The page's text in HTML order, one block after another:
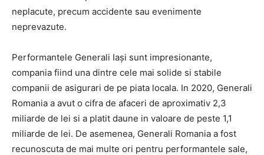
neplacute, precum accidente sau evenimente
neprevazute.
Performantele Generali Iași sunt impresionante,
compania fiind una dintre cele mai solide si stabile
companii de asigurari de pe piata locala. In 2020, Generali
Romania a avut o cifra de afaceri de aproximativ 2,3
miliarde de lei si a platit daune in valoare de peste 1,1
miliarde de lei. De asemenea, Generali Romania a fost
recunoscuta de mai multe ori pentru performantele sale,